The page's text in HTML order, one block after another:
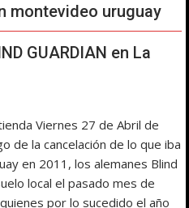
montevideo uruguay
GUARDIAN en La
Viernes 27 de Abril de
de la cancelación de lo que iba
en 2011, los alemanes Blind
local el pasado mes de
por lo sucedido el año